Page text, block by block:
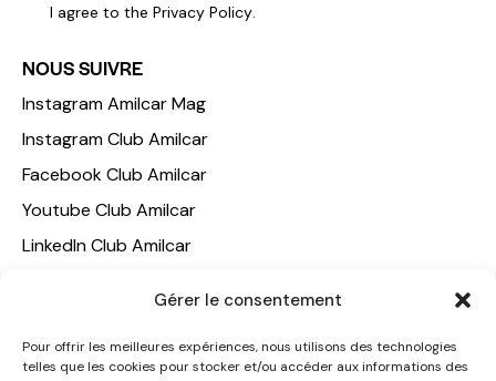
Gérer le consentement
Pour offrir les meilleures expériences, nous utilisons des technologies
telles que les cookies pour stocker et/ou accéder aux informations des
I agree to the Privacy Policy.
NOUS SUIVRE
Instagram Amilcar Mag
Instagram Club Amilcar
Facebook Club Amilcar
Youtube Club Amilcar
LinkedIn Club Amilcar
NOTRE GROUPE
ACCUEIL
AMILCAR TRAVEL CLUB